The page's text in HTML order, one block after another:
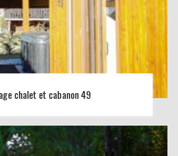
chalet et cabanon 49